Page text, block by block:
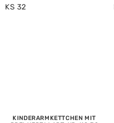
KINDERARMKETTCHEN MIT